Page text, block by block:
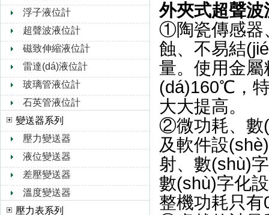
浮子液位計
超聲波液位計
磁致伸縮液位計
雷達(dá)液位計
玻璃管液位計
石英管液位計
變送器系列
壓力變送器
液位變送器
差壓變送器
溫度變送器
壓力表系列
外夾式超聲
①陶瓷傳感器、
蝕、不易
量。使用金屬
(dá)160℃
大大提高。
②微功耗
及軟件設(shè)
射、數(shù)
數(shù)字化設
整機功耗只